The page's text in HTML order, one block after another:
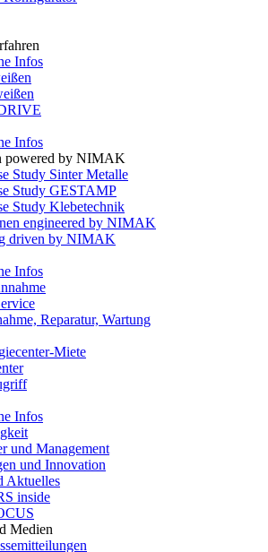
Infos
Infos
powered by NIMAK
Study Sinter Metalle
Study GESTAMP
Study Klebetechnik
engineered by NIMAK
driven by NIMAK
Infos
Reparatur, Wartung
Miete
Infos
und Management
und Innovation
Aktuelles
inside
Medien